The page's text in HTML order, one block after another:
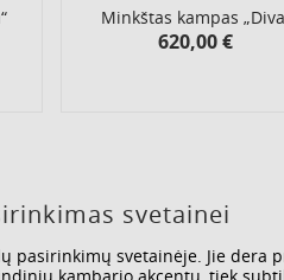
Minkštas kampas
Kaina
620,00 €
svetainei
svetainėje. Jie dera